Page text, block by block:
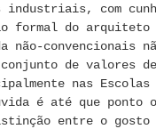
industriais, com
formal do
não-convencionais
conjunto de valores
nas
é até que ponto
entre o